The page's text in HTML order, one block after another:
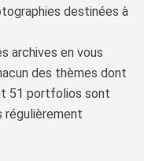
destinées à
archives en vous
des thèmes dont
51 portfolios sont
régulièrement